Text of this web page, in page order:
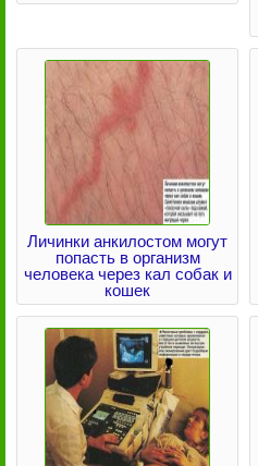
Личинки анкилостом могут
попасть в организм
человека через кал собак и
кошек